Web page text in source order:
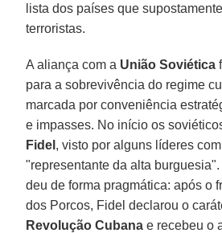
lista dos países que
terroristas.
A aliança com a União Soviética
para a sobrevivência do regime
marcada por conveniência
e impasses. No início os
Fidel , visto por alguns líderes
"representante da alta
deu de forma pragmática: após o
dos Porcos, Fidel declarou o
Revolução Cubana e recebeu o